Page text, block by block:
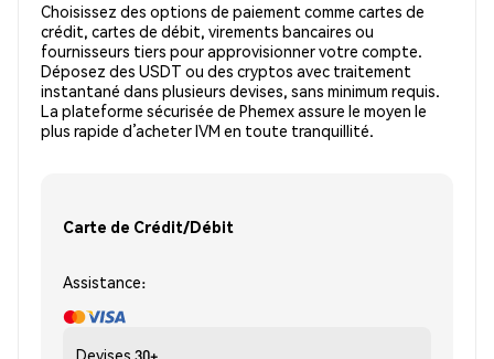
Choisissez des options de paiement comme cartes de
crédit, cartes de débit, virements bancaires ou
fournisseurs tiers pour approvisionner votre compte.
Déposez des USDT ou des cryptos avec traitement
instantané dans plusieurs devises, sans minimum requis.
La plateforme sécurisée de Phemex assure le moyen le
plus rapide d’acheter IVM en toute tranquillité.
Carte de Crédit/Débit
Assistance: